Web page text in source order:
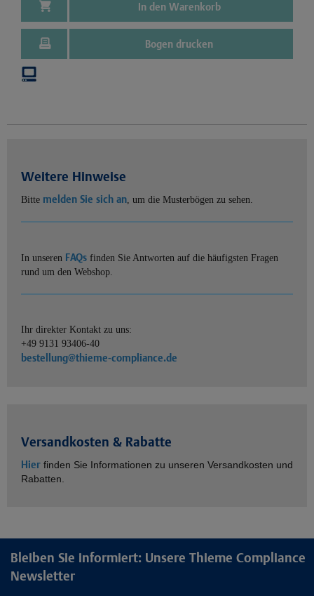
In den Warenkorb
Bogen drucken
Weitere Hinweise
Bitte melden Sie sich an, um die Musterbögen zu sehen.
In unseren FAQs finden Sie Antworten auf die häufigsten Fragen
rund um den Webshop.
Ihr direkter Kontakt zu uns:
+49 9131 93406-40
bestellung@thieme-compliance.de
Versandkosten & Rabatte
Hier finden Sie Informationen zu unseren Versandkosten und
Rabatten.
Bleiben Sie informiert: Unsere Thieme Compliance
Newsletter